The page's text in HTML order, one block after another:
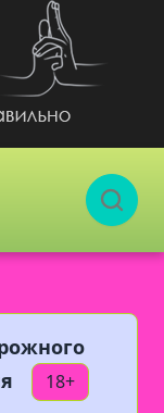
18+